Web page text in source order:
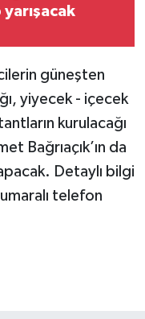
yarışacak
güneşten
yiyecek - içecek
kurulacağı
Bağrıaçık’ın da
Detaylı bilgi
telefon